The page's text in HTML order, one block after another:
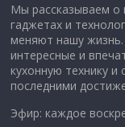
Мы рассказываем о
гаджетах и
меняют нашу
интересные и
кухонную технику
последними
Эфир: каждое